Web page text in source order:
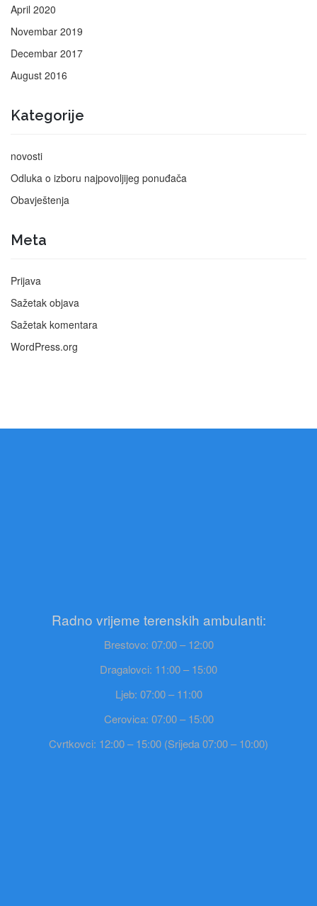
April 2020
Novembar 2019
Decembar 2017
August 2016
Kategorije
novosti
Odluka o izboru najpovoljijeg ponuđača
Obavještenja
Meta
Prijava
Sažetak objava
Sažetak komentara
WordPress.org
Radno vrijeme terenskih ambulanti:
Brestovo: 07:00 – 12:00
Dragalovci: 11:00 – 15:00
Ljeb: 07:00 – 11:00
Cerovica: 07:00 – 15:00
Cvrtkovci: 12:00 – 15:00 (Srijeda 07:00 – 10:00)